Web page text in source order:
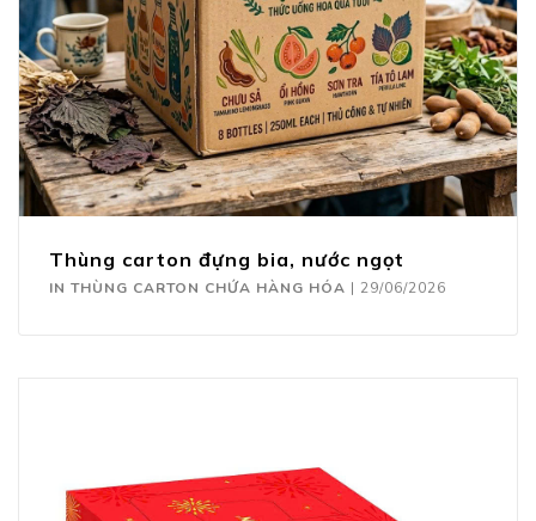
Thùng carton đựng bia, nước ngọt
IN THÙNG CARTON CHỨA HÀNG HÓA | 29/06/2026